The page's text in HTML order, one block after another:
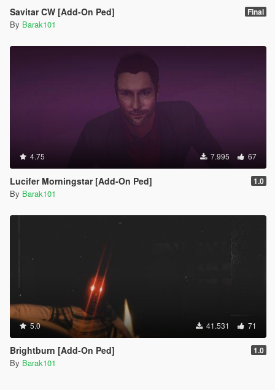
Savitar CW [Add-On Ped] Final
By Barak101
4.75 7.995 67
Lucifer Morningstar [Add-On Ped] 1.0
By Barak101
5.0 41.531 71
Brightburn [Add-On Ped] 1.0
By Barak101